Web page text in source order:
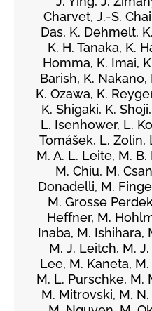
Charvet, J.-S.
Das, K. Dehmelt,
K. H. Tanaka, K.
Homma, K. Imai,
Barish, K. Nakano,
K. Ozawa, K.
K. Shigaki, K.
L. Isenhower, L.
Tomášek, L.
M. A. L. Leite, M.
M. Chiu, M.
Donadelli, M.
M. Grosse
Heffner, M.
Inaba, M. Ishihara,
M. J. Leitch, M.
Lee, M. Kaneta,
M. L. Purschke, M.
M. Mitrovski, M.